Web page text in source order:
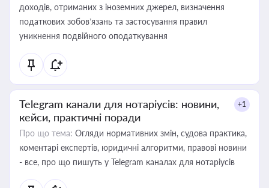
доходів, отриманих з іноземних джерел, визначення
податкових зобов’язань та застосування правил
уникнення подвійного оподаткування
Telegram канали для нотаріусів: новини,
кейси, практичні поради
+1
Про що тема: Огляди нормативних змін, судова практика,
коментарі експертів, юридичні алгоритми, правові новини
- все, про що пишуть у Telegram каналах для нотаріусів